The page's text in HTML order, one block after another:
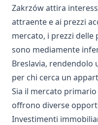
Zakrzów attira
attraente e ai prezzi
mercato, i prezzi
sono mediamente
Breslavia, rendendolo
per chi cerca un
Sia il mercato
offrono diverse
Investimenti